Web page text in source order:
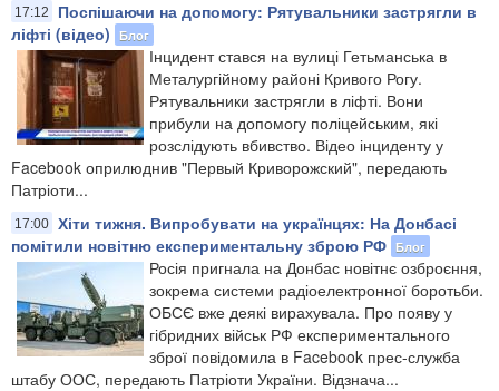
17:12
Поспішаючи на допомогу: Рятувальники застрягли в
ліфті (відео)
Блог
Інцидент стався на вулиці Гетьманська в
Металургійному районі Кривого Рогу.
Рятувальники застрягли в ліфті. Вони
прибули на допомогу поліцейським, які
розслідують вбивство. Відео інциденту у
Facebook оприлюднив "Первый Криворожский", передають
Патріоти...
17:00 Хіти тижня. Випробувати на українцях: На Донбасі
помітили новітню експериментальну зброю РФ Блог
Росія пригнала на Донбас новітнє озброєння,
зокрема системи радіоелектронної боротьби.
ОБСЄ вже деякі вирахувала. Про появу у
гібридних військ РФ експериментального
зброї повідомила в Facebook прес-служба
штабу ООС, передають Патріоти України. Відзнача...